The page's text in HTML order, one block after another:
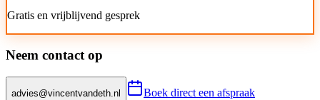
Gratis en vrijblijvend gesprek
Neem contact op
advies@vincentvandeth.nl Boek direct een afspraak